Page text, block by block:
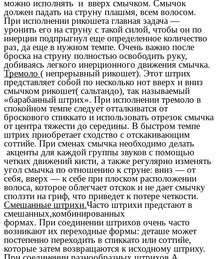
можно исполнять и вверх смычком. Смычок
должен падать на струну плашмя, всем волосом.
При исполнении рикошета главная задача —
уронить его на струну с такой силой, чтобы он по
инерции подпрыгнул еще определенное количество
раз, да еще в нужном темпе. Очень важно после
броска на струну полностью освободить руку,
добиваясь легкого инерционного движения смычка.
Тремоло ( непрерывный рикошет). Этот штрих
представляет собой по несколько нот вверх и вниз
смычком рикошет( сальтандо), так называемый
«барабанный штрих». При исполнении тремоло в
спокойном темпе следует отталкиватся от
броскового спиккато и использовать отрезок смычка
от центра тяжести до середины. В быстром темпе
штрих приобретает сходство с отскакивающим
соттийе. При сменах смычка необходимо делать
акценты для каждой группы звуков с помощью
четких движений кисти, а также регулярно изменять
угол смычка по отношению к струне: вниз — от
себя, вверх — к себе при плоском расположении
волоса, которое облегчает отскок и не дает смычку
сползти на гриф, что приведет к потере четкости.
Смешанные штрихи.Часто штрихи предстают в
смешанных,комбинированных
формах. При соединении штрихов очень часто
возникают их переходные формы: деташе может
постепенно переходить в спиккато или соттийе,
которые затем возвращаются к исходному штриху.